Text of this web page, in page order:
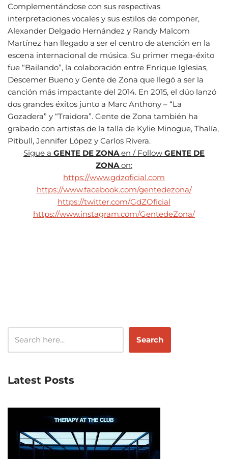
Complementándose con sus respectivas
interpretaciones vocales y sus estilos de componer,
Alexander Delgado Hernández y Randy Malcom
Martínez han llegado a ser el centro de atención en la
escena internacional de música. Su primer mega-éxito
fue “Bailando”, la colaboración entre Enrique Iglesias,
Descemer Bueno y Gente de Zona que llegó a ser la
canción más impactante del 2014. En 2015, el dúo lanzó
dos grandes éxitos junto a Marc Anthony – “La
Gozadera” y “Traidora”. Gente de Zona también ha
grabado con artistas de la talla de Kylie Minogue, Thalía,
Pitbull, Jennifer López y Carlos Rivera.
Sigue a GENTE DE ZONAen / Follow GENTE DE
ZONAon:
https://www.gdzoficial.com
https://www.facebook.com/gentedezona/
https://twitter.com/GdZOficial
https://www.instagram.com/GentedeZona/
Search
Latest Posts